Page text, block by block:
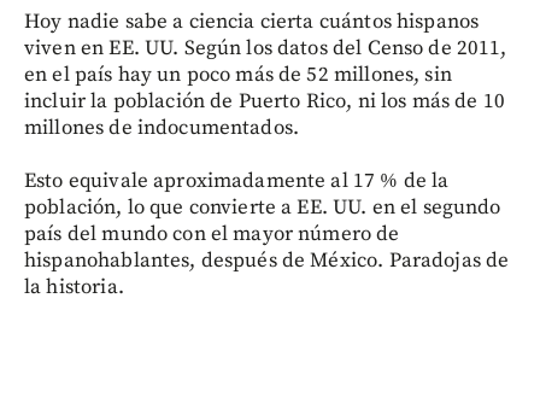
Hoy nadie sabe a ciencia cierta cuántos hispanos
viven en EE. UU. Según los datos del Censo de 2011,
en el país hay un poco más de 52 millones, sin
incluir la población de Puerto Rico, ni los más de 10
millones de indocumentados.
Esto equivale aproximadamente al 17 % de la
población, lo que convierte a EE. UU. en el segundo
país del mundo con el mayor número de
hispanohablantes, después de México. Paradojas de
la historia.